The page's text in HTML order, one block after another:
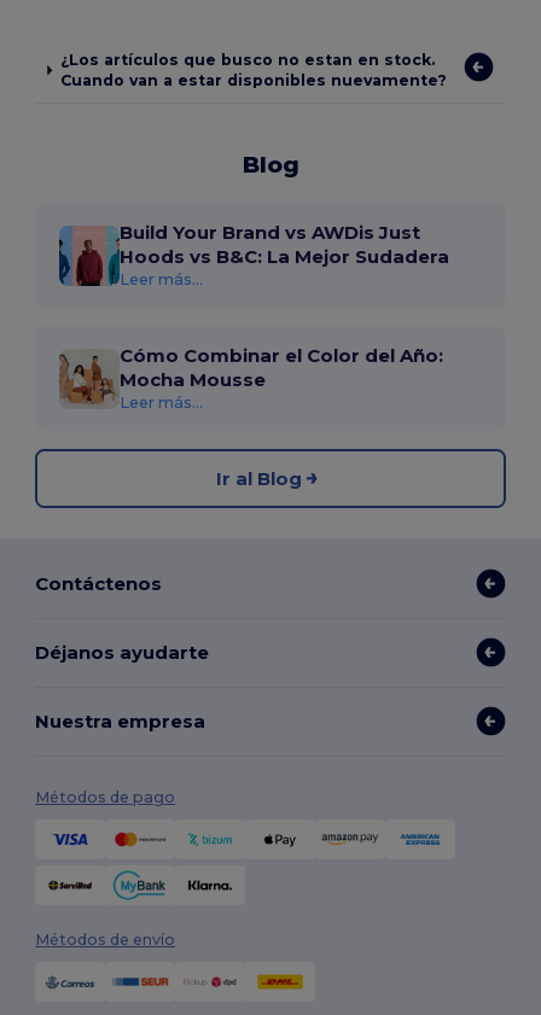
¿Los artículos que busco no estan en stock.
Cuando van a estar disponibles nuevamente?
Blog
Build Your Brand vs AWDis Just
Hoods vs B&C: La Mejor Sudadera
Leer más...
Cómo Combinar el Color del Año:
Mocha Mousse
Leer más...
Ir al Blog
Contáctenos
Déjanos ayudarte
Nuestra empresa
Métodos de pago
Métodos de envío